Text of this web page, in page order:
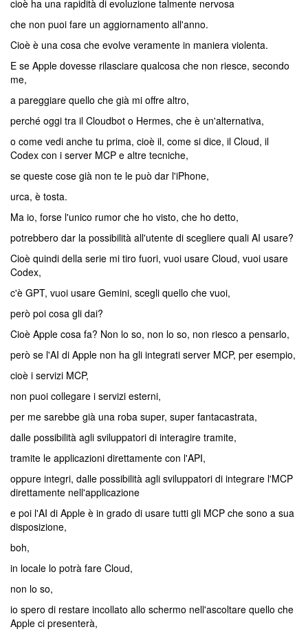
cioè ha una rapidità di evoluzione talmente nervosa
che non puoi fare un aggiornamento all'anno.
Cioè è una cosa che evolve veramente in maniera violenta.
E se Apple dovesse rilasciare qualcosa che non riesce, secondo
me,
a pareggiare quello che già mi offre altro,
perché oggi tra il Cloudbot o Hermes, che è un'alternativa,
o come vedi anche tu prima, cioè il, come si dice, il Cloud, il
Codex con i server MCP e altre tecniche,
se queste cose già non te le può dar l'iPhone,
urca, è tosta.
Ma io, forse l'unico rumor che ho visto, che ho detto,
potrebbero dar la possibilità all'utente di scegliere quali AI usare?
Cioè quindi della serie mi tiro fuori, vuoi usare Cloud, vuoi usare
Codex,
c'è GPT, vuoi usare Gemini, scegli quello che vuoi,
però poi cosa gli dai?
Cioè Apple cosa fa? Non lo so, non lo so, non riesco a pensarlo,
però se l'AI di Apple non ha gli integrati server MCP, per esempio,
cioè i servizi MCP,
non puoi collegare i servizi esterni,
per me sarebbe già una roba super, super fantacastrata,
dalle possibilità agli sviluppatori di interagire tramite,
tramite le applicazioni direttamente con l'API,
oppure integri, dalle possibilità agli sviluppatori di integrare l'MCP
direttamente nell'applicazione
e poi l'AI di Apple è in grado di usare tutti gli MCP che sono a sua
disposizione,
boh,
in locale lo potrà fare Cloud,
non lo so,
io spero di restare incollato allo schermo nell'ascoltare quello che
Apple ci presenterà,